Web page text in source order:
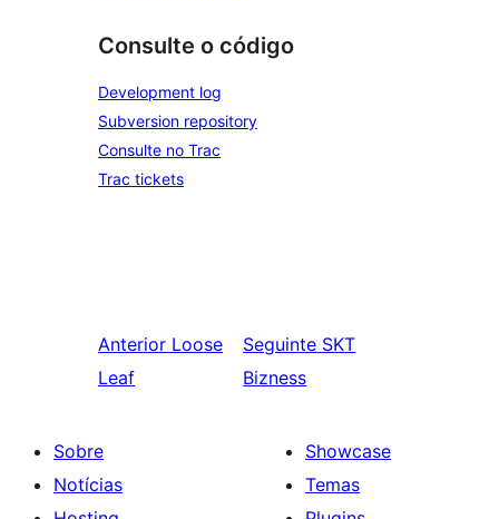
Consulte o código
Development log
Subversion repository
Consulte no Trac
Trac tickets
Anterior Loose
Leaf
Seguinte SKT
Bizness
Sobre
Notícias
Showcase
Temas